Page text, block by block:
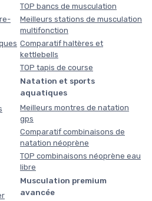
TOP bancs de musculation
Meilleurs stations de musculation
multifonction
Comparatif haltères et
kettlebells
TOP tapis de course
Natation et sports
aquatiques
Meilleurs montres de natation
gps
Comparatif combinaisons de
natation néoprène
TOP combinaisons néoprène eau
libre
Musculation premium
avancée